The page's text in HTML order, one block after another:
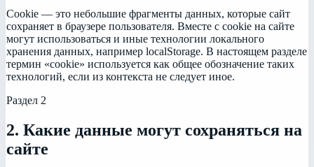
Cookie — это небольшие фрагменты данных, которые сайт
сохраняет в браузере пользователя. Вместе с cookie на сайте
могут использоваться и иные технологии локального
хранения данных, например localStorage. В настоящем разделе
термин «cookie» используется как общее обозначение таких
технологий, если из контекста не следует иное.
Раздел 2
2. Какие данные могут сохраняться на
сайте